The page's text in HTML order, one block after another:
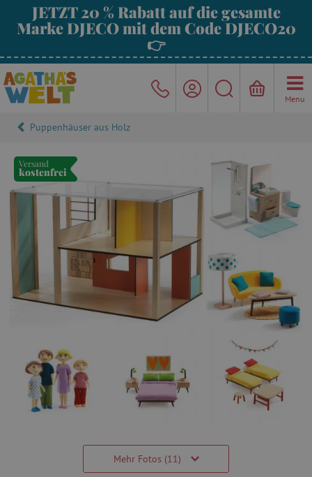
JETZT 20 % Rabatt auf die gesamte
Marke DJECO mit dem Code DJECO20
👉
Menu
Puppenhäuser aus Holz
Versand
kostenfrei
Mehr Fotos (11)